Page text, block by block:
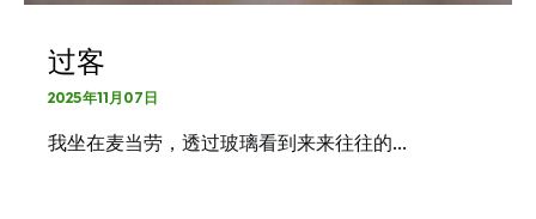
过客
2025年11月07日
我坐在麦当劳，透过玻璃看到来来往往的…